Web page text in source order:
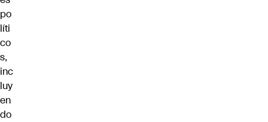
po
líti
co
s,
inc
luy
en
do